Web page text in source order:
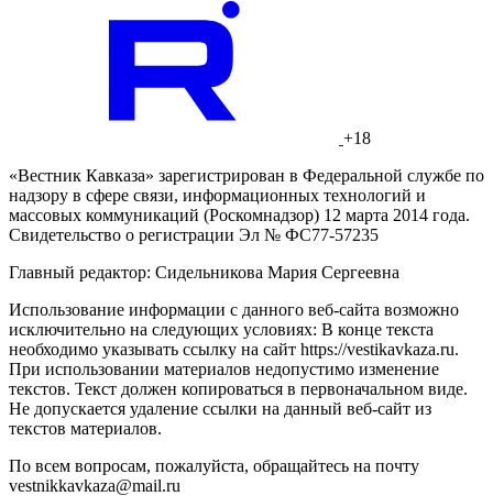
+18
«Вестник Кавказа» зарегистрирован в Федеральной службе по
надзору в сфере связи, информационных технологий и
массовых коммуникаций (Роскомнадзор) 12 марта 2014 года.
Свидетельство о регистрации Эл № ФС77-57235
Главный редактор: Сидельникова Мария Сергеевна
Использование информации с данного веб-сайта возможно
исключительно на следующих условиях: В конце текста
необходимо указывать ссылку на сайт https://vestikavkaza.ru.
При использовании материалов недопустимо изменение
текстов. Текст должен копироваться в первоначальном виде.
Не допускается удаление ссылки на данный веб-сайт из
текстов материалов.
По всем вопросам, пожалуйста, обращайтесь на почту
vestnikkavkaza@mail.ru